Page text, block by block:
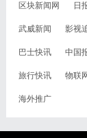
区块新闻网 日
武威新闻 影视
巴士快讯 中国
旅行快讯 物联
海外推广